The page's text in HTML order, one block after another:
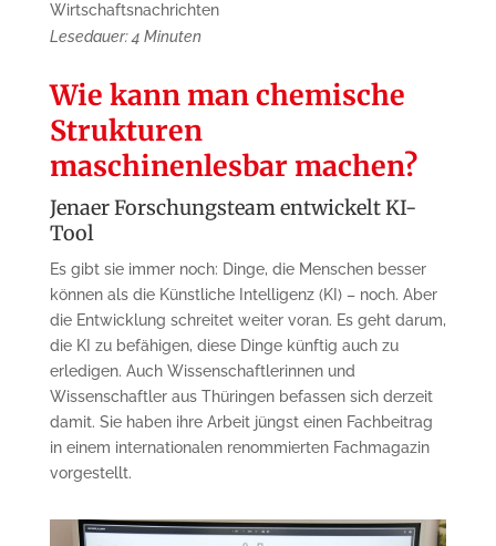
Wirtschaftsnachrichten
Lesedauer: 4 Minuten
Wie kann man chemische
Strukturen
maschinenlesbar machen?
Jenaer Forschungsteam entwickelt KI-
Tool
Es gibt sie immer noch: Dinge, die Menschen besser
können als die Künstliche Intelligenz (KI) – noch. Aber
die Entwicklung schreitet weiter voran. Es geht darum,
die KI zu befähigen, diese Dinge künftig auch zu
erledigen. Auch Wissenschaftlerinnen und
Wissenschaftler aus Thüringen befassen sich derzeit
damit. Sie haben ihre Arbeit jüngst einen Fachbeitrag
in einem internationalen renommierten Fachmagazin
vorgestellt.